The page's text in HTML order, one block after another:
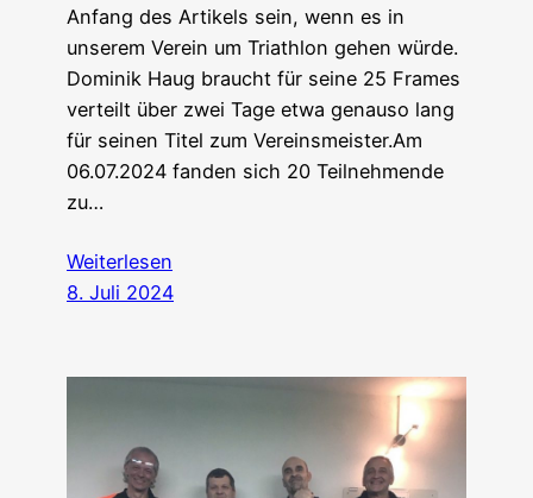
Anfang des Artikels sein, wenn es in
unserem Verein um Triathlon gehen würde.
Dominik Haug braucht für seine 25 Frames
verteilt über zwei Tage etwa genauso lang
für seinen Titel zum Vereinsmeister.Am
06.07.2024 fanden sich 20 Teilnehmende
zu…
Weiterlesen
8. Juli 2024